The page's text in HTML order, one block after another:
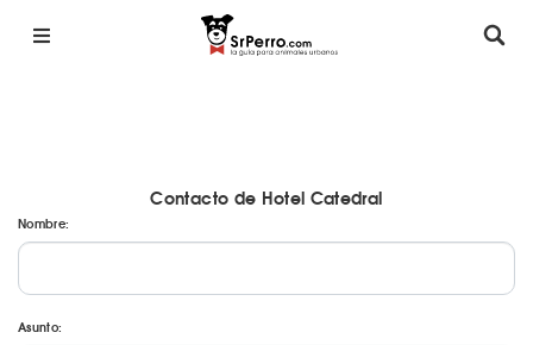
Contacto de Hotel Catedral
Nombre:
Asunto: